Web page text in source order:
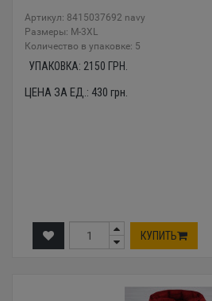
Артикул: 8415037692 navy
Размеры: M-3XL
Количество в упаковке: 5
УПАКОВКА: 2150 ГРН.
ЦЕНА ЗА ЕД.: 430 грн.
КУПИТЬ